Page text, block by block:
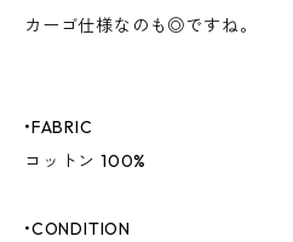
カーゴ仕様なのも◎ですね。
•FABRIC
コットン 100%
•CONDITION